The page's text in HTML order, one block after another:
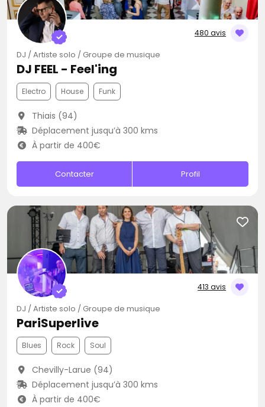
480 avis
DJ / Artiste solo / Groupe de musique
DJ FEEL - Feel'ing
Electro House Funk
Thiais (94)
Déplacement jusqu’à 300 kms
À partir de 400€
Contacter Profil
413 avis
DJ / Artiste solo / Groupe de musique
PariSuperlive
Blues Rock Soul
Chevilly-Larue (94)
Déplacement jusqu’à 300 kms
À partir de 400€